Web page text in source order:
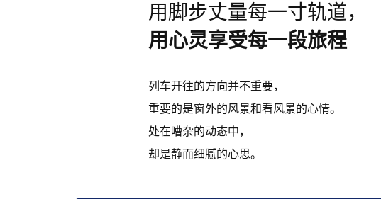
用脚步丈量每一寸轨道，
用心灵享受每一段旅程
列车开往的方向并不重要，
重要的是窗外的风景和看风景的心情。
处在嘈杂的动态中，
却是静而细腻的心思。